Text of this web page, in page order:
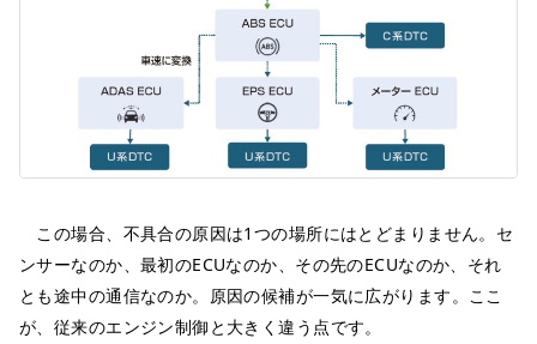
この場合、不具合の原因は1つの場所にはとどまりません。セ
ンサーなのか、最初のECUなのか、その先のECUなのか、それ
とも途中の通信なのか。原因の候補が一気に広がります。ここ
が、従来のエンジン制御と大きく違う点です。